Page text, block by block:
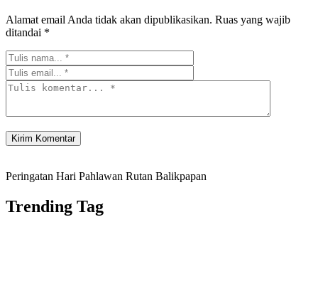
Alamat email Anda tidak akan dipublikasikan. Ruas yang wajib
ditandai *
Peringatan Hari Pahlawan Rutan Balikpapan
Trending Tag